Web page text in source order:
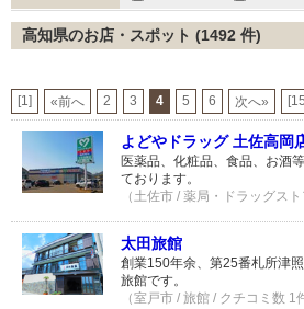
高知県のお店・スポット (1492 件)
[1] «前へ 2 3 4 5 6 次へ»
よどやドラッグ 土佐高岡
医薬品、化粧品、食品、お酒
ております。
（土佐市 / 薬局・ドラッグス
太田旅館
創業150年余、第25番札所津
旅館です。
（室戸市 / 旅館 / クチコミ数 1